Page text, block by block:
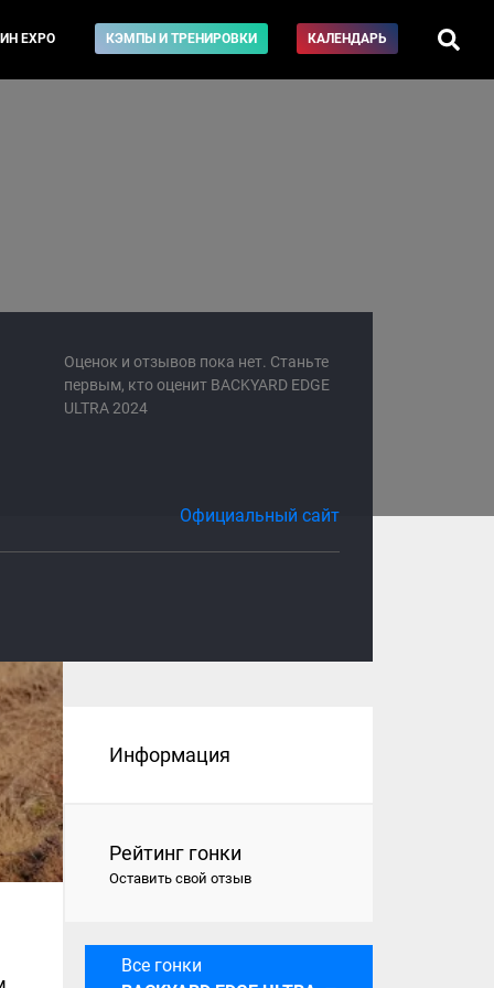
EXPO КЭМПЫ И ТРЕНИРОВКИ КАЛЕНДАРЬ
Оценок и отзывов пока нет. Станьте
первым, кто оценит BACKYARD EDGE
ULTRA 2024
Официальный сайт
Информация
Рейтинг гонки
Оставить свой отзыв
Все гонки